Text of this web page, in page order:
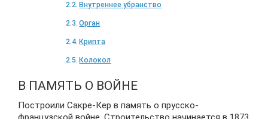
Внутреннее убранство
Орган
Крипта
Колокол
В ПАМЯТЬ О ВОЙНЕ
Построили Сакре-Кер в память о прусско-